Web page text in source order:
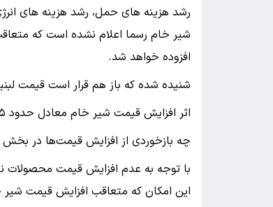
رشد هزینه های حمل، رشد هزینه های
شیر خام رسما اعلام نشده است که
افزوده خواهد شد.
شنیده شده که باز هم قرار است قیمت
اثر افزایش قیمت شیر خام معادل حدود ۶۵ درصد تغییر قیمت آن خواهد بود.
چه بازخوردی از افزایش قیمت‌ها در
با توجه به عدم افزایش قیمت
این امکان که متعاقب افزایش قیمت